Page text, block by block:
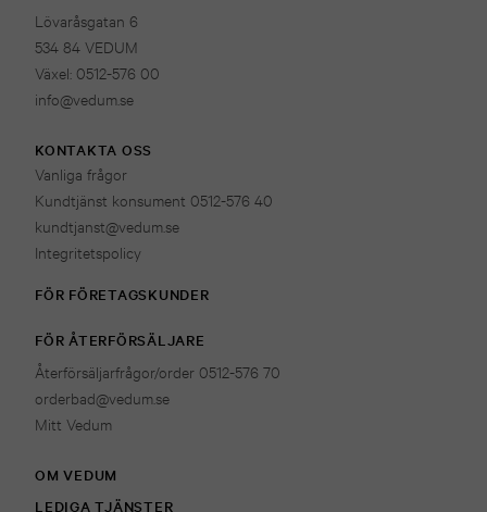
Lövaråsgatan 6
534 84 VEDUM
Växel: 0512-576 00
info@vedum.se
KONTAKTA OSS
Vanliga frågor
Kundtjänst konsument 0512-576 40
kundtjanst@vedum.se
Integritetspolicy
FÖR FÖRETAGSKUNDER
FÖR ÅTERFÖRSÄLJARE
Återförsäljarfrågor/order 0512-576 70
orderbad@vedum.se
Mitt Vedum
OM VEDUM
LEDIGA TJÄNSTER